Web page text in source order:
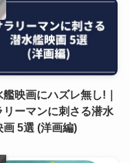
艦映画にハズレ無し!｜
リーマンに刺さる潜水
画 5選 (洋画編)